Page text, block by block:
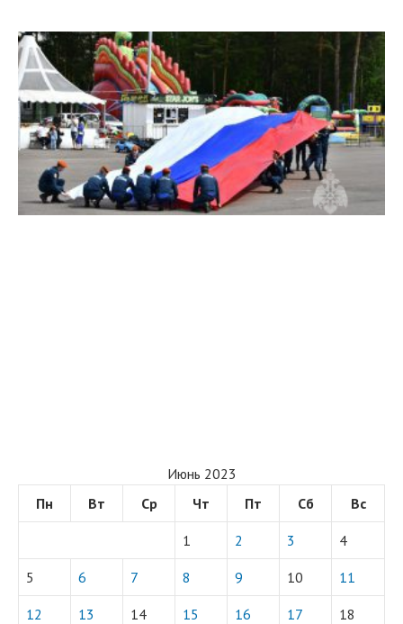
Июнь 2023
Пн
Вт Ср Чт Пт Сб Вс
1 2 3 4
5 6 7 8 9 10 11
12 13 14 15 16 17 18